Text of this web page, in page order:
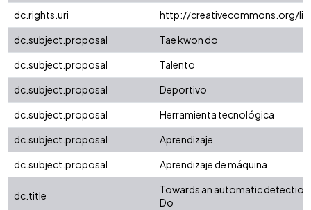
dc.rights.uri
http://creativecommons.org/
dc.subject.proposal
Tae kwon do
dc.subject.proposal
Talento
dc.subject.proposal
Deportivo
dc.subject.proposal
Herramienta tecnológica
dc.subject.proposal
Aprendizaje
dc.subject.proposal
Aprendizaje de máquina
dc.title
Towards an automatic
Do